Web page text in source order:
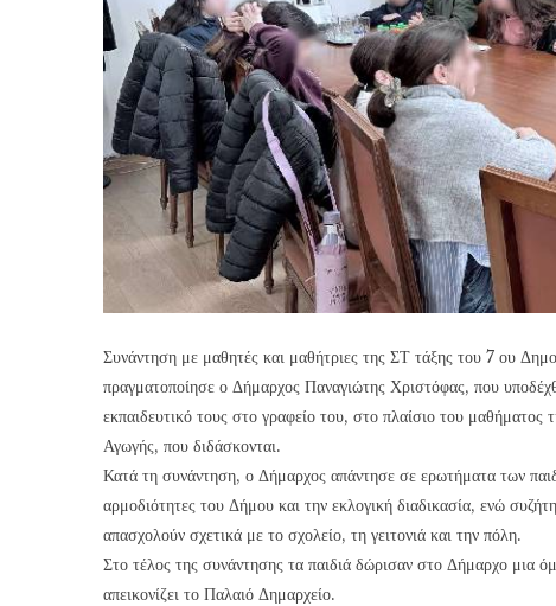
Συνάντηση με μαθητές και μαθήτριες της ΣΤ τάξης του 7 ου
πραγματοποίησε ο Δήμαρχος Παναγιώτης Χριστόφας, που
εκπαιδευτικό τους στο γραφείο του, στο πλαίσιο του μαθήματος
Αγωγής, που διδάσκονται.
Κατά τη συνάντηση, ο Δήμαρχος απάντησε σε ερωτήματα των
αρμοδιότητες του Δήμου και την εκλογική διαδικασία, ενώ
απασχολούν σχετικά με το σχολείο, τη γειτονιά και την πόλη.
Στο τέλος της συνάντησης τα παιδιά δώρισαν στο Δήμαρχο μια
απεικονίζει το Παλαιό Δημαρχείο.